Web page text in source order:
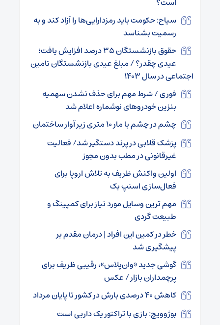
سیاح: حکومت باید رمزدارایی‌‌ها را آزاد کند و به
رسمیت بشناسد
حقوق بازنشستگان ۳۵ درصد افزایش یافت؛
عیدی چقدر؟ / مبلغ عیدی بازنشستگان تامین
اجتماعی در سال ۱۴۰۳
فوری / شرط مهم برای حذف نشدن سهمیه
بنزین خودرو‌های نوشماره اعلام شد
چشم در چشم با مار ۱۰ متری زیر آوار ساختمان
پزشک قلابی در پرند دستگیر شد/ فعالیت
غیرقانونی در مطب بدون مجوز
اولین واکنش ظریف به تلاش اروپا برای
فعال‌سازی اسنپ بک
مهم ترین وسایل مورد نیاز برای کمپینگ و
طبیعت گردی
خطر در کمین این افراد | درمان مقدم بر
پیشگیری شد
گوشی جدید «وان‌پلاس»، رقیبی ظریف برای
پرچمداران بازار / عکس
کاهش ۴۰ درصدی بارش در کشور تا پایان مرداد
بوژوویچ: بازی با تراکتور یک داربی است